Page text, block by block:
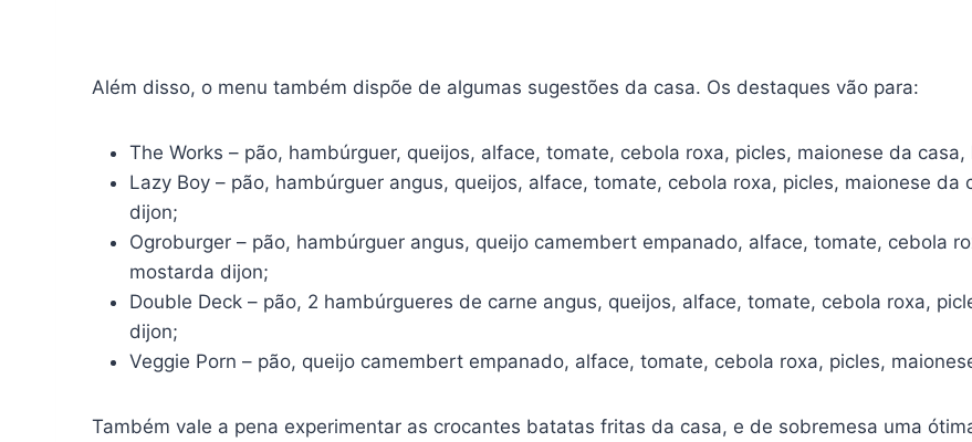
Além disso, o menu também dispõe de algumas sugestões da casa. Os destaques vão para:
The Works – pão, hambúrguer, queijos, alface, tomate, cebola roxa, picles, maionese da
Lazy Boy – pão, hambúrguer angus, queijos, alface, tomate, cebola roxa, picles, maionese
dijon;
Ogroburger – pão, hambúrguer angus, queijo camembert empanado, alface, tomate, cebola
mostarda dijon;
Double Deck – pão, 2 hambúrgueres de carne angus, queijos, alface, tomate, cebola roxa,
dijon;
Veggie Porn – pão, queijo camembert empanado, alface, tomate, cebola roxa, picles,
Também vale a pena experimentar as crocantes batatas fritas da casa, e de sobremesa uma